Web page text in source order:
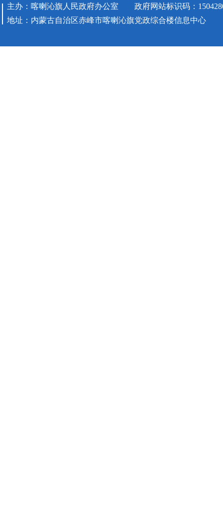
主办：喀喇沁旗人民政府办公室 政府网站标识码：
地址：内蒙古自治区赤峰市喀喇沁旗党政综合楼信息中心